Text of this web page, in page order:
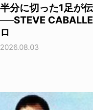
半分に切った1足が
──STEVE
ロ
2026.08.03